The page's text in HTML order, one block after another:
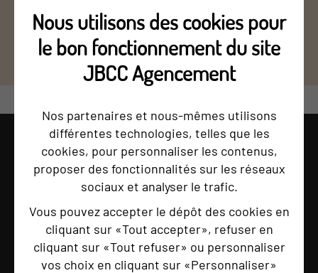
1/ 5
AVANT / APRES
Nous utilisons des cookies pour
le bon fonctionnement du site
JBCC Agencement
Nos partenaires et nous-mêmes utilisons
différentes technologies, telles que les
cookies, pour personnaliser les contenus,
proposer des fonctionnalités sur les réseaux
sociaux et analyser le trafic.
Vous pouvez accepter le dépôt des cookies en
cliquant sur «Tout accepter», refuser en
cliquant sur «Tout refuser» ou personnaliser
vos choix en cliquant sur «Personnaliser»